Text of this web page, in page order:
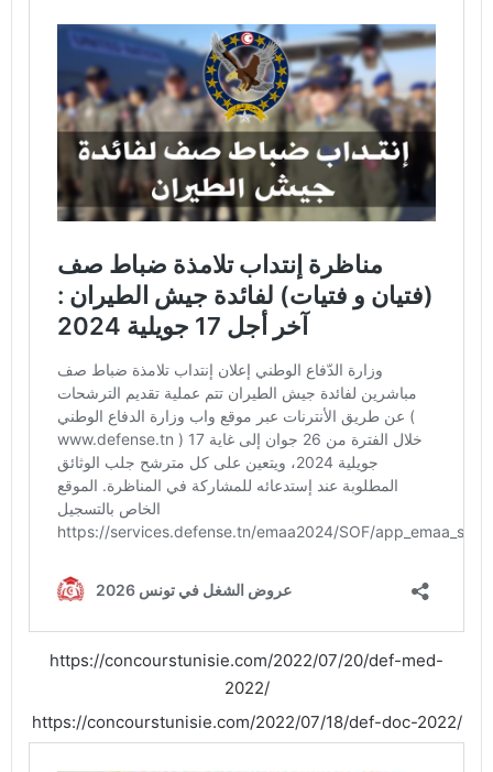
https://concourstunisie.com/2022/07/20/def-med-
2022/
https://concourstunisie.com/2022/07/18/def-doc-2022/